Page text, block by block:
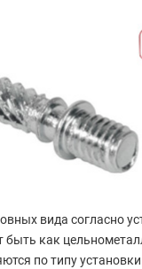
вида согласно
как
по типу